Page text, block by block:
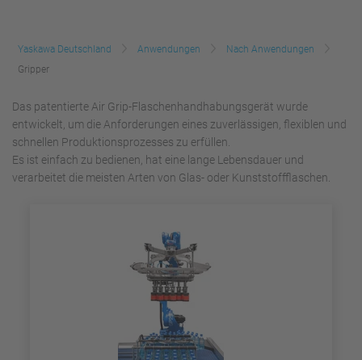
Yaskawa Deutschland Anwendungen
Nach Anwendungen
Gripper
Das patentierte Air Grip-Flaschenhandhabungsgerät wurde
entwickelt, um die Anforderungen eines zuverlässigen, flexiblen und
schnellen Produktionsprozesses zu erfüllen.
Es ist einfach zu bedienen, hat eine lange Lebensdauer und
verarbeitet die meisten Arten von Glas- oder Kunststoffflaschen.